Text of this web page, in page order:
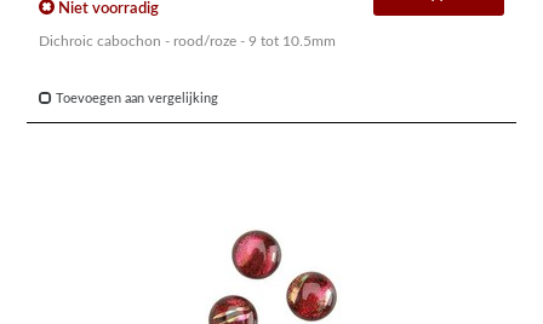
Niet voorradig
Dichroic cabochon - rood/roze - 9 tot 10.5mm
Toevoegen aan vergelijking